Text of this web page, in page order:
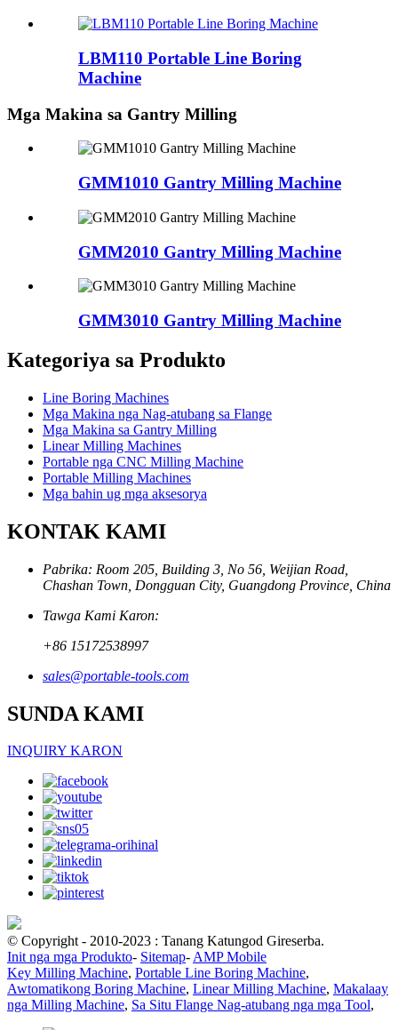
LBM110 Portable Line Boring
Machine
Mga Makina sa Gantry Milling
GMM1010 Gantry Milling Machine
GMM2010 Gantry Milling Machine
GMM3010 Gantry Milling Machine
Kategoriya sa Produkto
Line Boring Machines
Mga Makina nga Nag-atubang sa Flange
Mga Makina sa Gantry Milling
Linear Milling Machines
Portable nga CNC Milling Machine
Portable Milling Machines
Mga bahin ug mga aksesorya
KONTAK KAMI
Pabrika: Room 205, Building 3, No 56, Weijian Road,
Chashan Town, Dongguan City, Guangdong Province, China
Tawga Kami Karon:
+86 15172538997
sales@portable-tools.com
SUNDA KAMI
INQUIRY KARON
© Copyright - 2010-2023 : Tanang Katungod Gireserba.
Init nga mga Produkto- Sitemap-AMP Mobile
Key Milling Machine, Portable Line Boring Machine,
Awtomatikong Boring Machine, Linear Milling Machine, Makalaay
nga Milling Machine, Sa Situ Flange Nag-atubang nga mga Tool,